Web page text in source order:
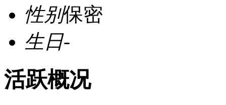
性别保密
生日-
活跃概况